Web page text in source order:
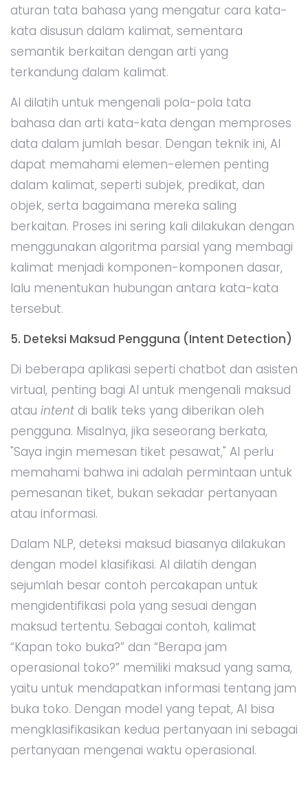
aturan tata bahasa yang mengatur cara kata-
kata disusun dalam kalimat, sementara
semantik berkaitan dengan arti yang
terkandung dalam kalimat.
AI dilatih untuk mengenali pola-pola tata
bahasa dan arti kata-kata dengan memproses
data dalam jumlah besar. Dengan teknik ini, AI
dapat memahami elemen-elemen penting
dalam kalimat, seperti subjek, predikat, dan
objek, serta bagaimana mereka saling
berkaitan. Proses ini sering kali dilakukan dengan
menggunakan algoritma parsial yang membagi
kalimat menjadi komponen-komponen dasar,
lalu menentukan hubungan antara kata-kata
tersebut.
5. Deteksi Maksud Pengguna (Intent Detection)
Di beberapa aplikasi seperti chatbot dan asisten
virtual, penting bagi AI untuk mengenali maksud
atau intent di balik teks yang diberikan oleh
pengguna. Misalnya, jika seseorang berkata,
"Saya ingin memesan tiket pesawat," AI perlu
memahami bahwa ini adalah permintaan untuk
pemesanan tiket, bukan sekadar pertanyaan
atau informasi.
Dalam NLP, deteksi maksud biasanya dilakukan
dengan model klasifikasi. AI dilatih dengan
sejumlah besar contoh percakapan untuk
mengidentifikasi pola yang sesuai dengan
maksud tertentu. Sebagai contoh, kalimat
“Kapan toko buka?” dan “Berapa jam
operasional toko?” memiliki maksud yang sama,
yaitu untuk mendapatkan informasi tentang jam
buka toko. Dengan model yang tepat, AI bisa
mengklasifikasikan kedua pertanyaan ini sebagai
pertanyaan mengenai waktu operasional.